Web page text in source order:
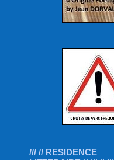
/// // RESIDENCE